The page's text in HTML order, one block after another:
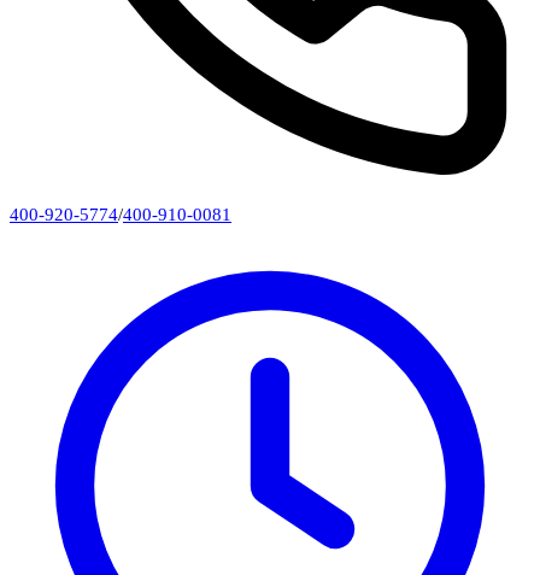
400-920-5774/400-910-0081